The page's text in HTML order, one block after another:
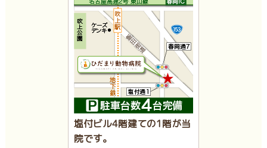
塩付ビル4階建ての1階が当
院です。